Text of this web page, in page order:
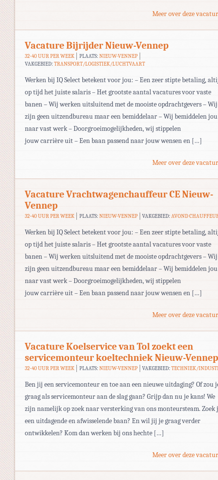
Meer over deze
Vacature Bijrijder Nieuw-Vennep
32-40 UUR PER WEEK PLAATS: NIEUW-VENNEP
VAKGEBIED: TRANSPORT/LOGISTIEK/LUCHTVAART
Werken bij IQ Select betekent voor jou: – Een zeer stipte betaling,
op tijd het juiste salaris – Het grootste aantal vacatures voor vaste
banen – Wij werken uitsluitend met de mooiste opdrachtgevers – Wij
zijn geen uitzendbureau maar een bemiddelaar – Wij bemiddelen jou
naar vast werk – Doorgroeimogelijkheden, wij stippelen
jouw carrière uit – Een baan passend naar jouw wensen en […]
Meer over deze
Vacature Vrachtwagenchauffeur CE Nieuw-
Vennep
32-40 UUR PER WEEK PLAATS: NIEUW-VENNEP VAKGEBIED:AVOND
Werken bij IQ Select betekent voor jou: – Een zeer stipte betaling,
op tijd het juiste salaris – Het grootste aantal vacatures voor vaste
banen – Wij werken uitsluitend met de mooiste opdrachtgevers – Wij
zijn geen uitzendbureau maar een bemiddelaar – Wij bemiddelen jou
naar vast werk – Doorgroeimogelijkheden, wij stippelen
jouw carrière uit – Een baan passend naar jouw wensen en […]
Meer over deze
Vacature Koelservice van Tol zoekt een
servicemonteur koeltechniek Nieuw-Vennep
32-40 UUR PER WEEK PLAATS: NIEUW-VENNEP VAKGEBIED:TECHNIEK/
Ben jij een servicemonteur en toe aan een nieuwe uitdaging? Of zou
graag als servicemonteur aan de slag gaan? Grijp dan nu je kans! We
zijn namelijk op zoek naar versterking van ons monteursteam. Zoek
een uitdagende en afwisselende baan? En wil jij je graag verder
ontwikkelen? Kom dan werken bij ons hechte […]
Meer over deze